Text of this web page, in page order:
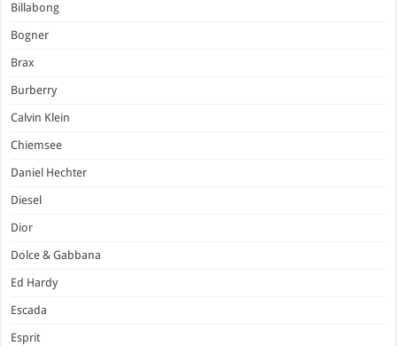
Billabong
Bogner
Brax
Burberry
Calvin Klein
Chiemsee
Daniel Hechter
Diesel
Dior
Dolce & Gabbana
Ed Hardy
Escada
Esprit